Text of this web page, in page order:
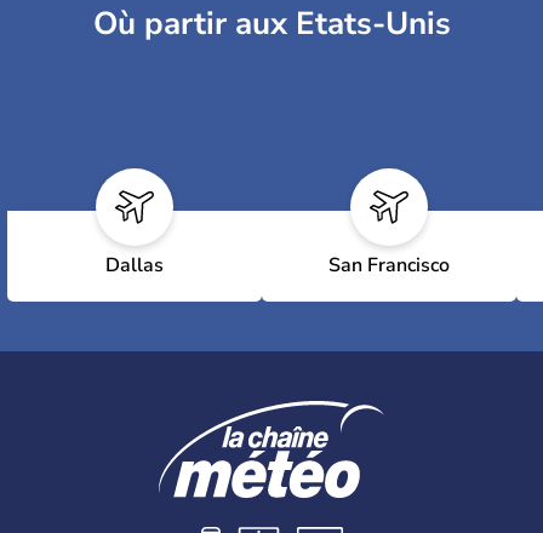
Où partir aux Etats-Unis
Dallas San Francisco